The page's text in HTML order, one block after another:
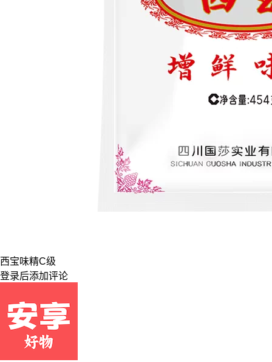
西宝味精C级
登录后添加评论